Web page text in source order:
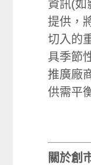
資訊(如
提供，
切入的
具季節
推廣廠
供需平
關於創